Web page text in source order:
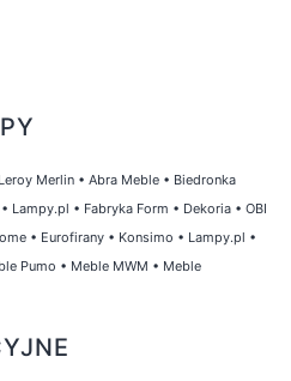
Leroy Merlin • Abra Meble • Biedronka
• Lampy.pl • Fabryka Form • Dekoria • OBI
• Eurofirany • Konsimo • Lampy.pl •
Pumo • Meble MWM • Meble